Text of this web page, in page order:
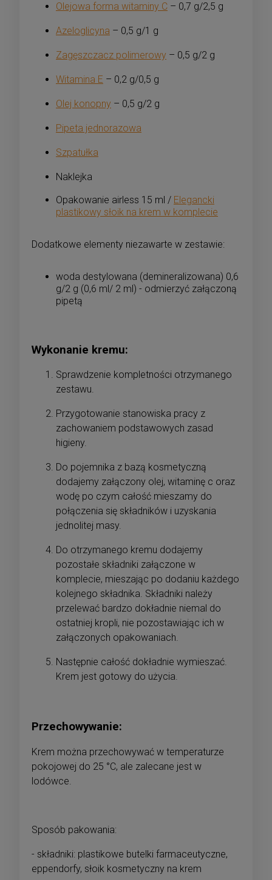
Olejowa forma witaminy C – 0,7 g/2,5 g
Azeloglicyna – 0,5 g/1 g
Zagęszczacz polimerowy – 0,5 g/2 g
Witamina E – 0,2 g/0,5 g
Olej konopny – 0,5 g/2 g
Pipeta jednorazowa
Szpatułka
Naklejka
Opakowanie airless 15 ml / Elegancki
plastikowy słoik na krem w komplecie
Dodatkowe elementy niezawarte w zestawie:
woda destylowana (demineralizowana) 0,6
g/2 g (0,6 ml/ 2 ml) - odmierzyć załączoną
pipetą
Wykonanie kremu:
Sprawdzenie kompletności otrzymanego
zestawu.
Przygotowanie stanowiska pracy z
zachowaniem podstawowych zasad
higieny.
Do pojemnika z bazą kosmetyczną
dodajemy załączony olej, witaminę c oraz
wodę po czym całość mieszamy do
połączenia się składników i uzyskania
jednolitej masy.
Do otrzymanego kremu dodajemy
pozostałe składniki załączone w
komplecie, mieszając po dodaniu każdego
kolejnego składnika. Składniki należy
przelewać bardzo dokładnie niemal do
ostatniej kropli, nie pozostawiając ich w
załączonych opakowaniach.
Następnie całość dokładnie wymieszać.
Krem jest gotowy do użycia.
Przechowywanie:
Krem można przechowywać w temperaturze
pokojowej do 25 °C, ale zalecane jest w
lodówce.
Sposób pakowania:
- składniki: plastikowe butelki farmaceutyczne,
eppendorfy, słoik kosmetyczny na krem